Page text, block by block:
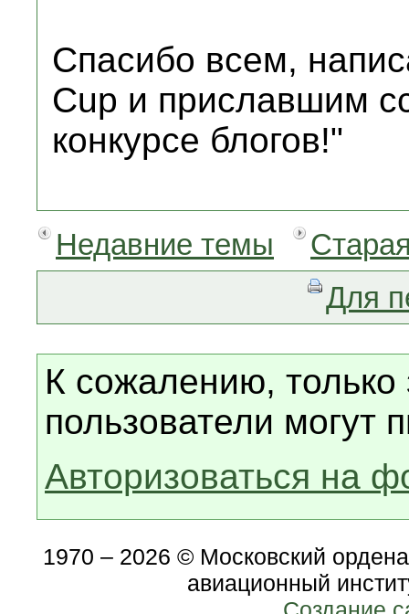
Спасибо всем,
Cup и приславшим
конкурсе блогов!"
Недавние темы
Для
К сожалению, только
пользователи могут
Авторизоваться на
1970 – 2026 © Московский
авиационный